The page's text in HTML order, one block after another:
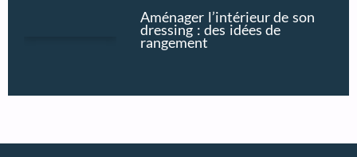
Aménager l’intérieur de son
dressing : des idées de
rangement